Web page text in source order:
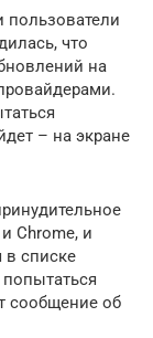
что
на
– на экране
Chrome, и
в списке
сообщение об